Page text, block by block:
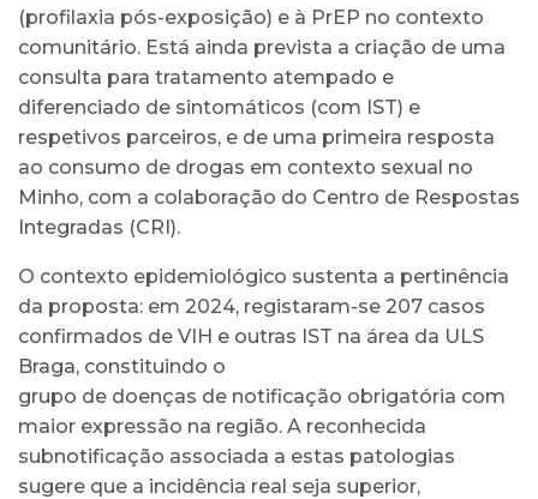
(profilaxia pós-exposição) e à PrEP no contexto
comunitário. Está ainda prevista a criação de uma
consulta para tratamento atempado e
diferenciado de sintomáticos (com IST) e
respetivos parceiros, e de uma primeira resposta
ao consumo de drogas em contexto sexual no
Minho, com a colaboração do Centro de Respostas
Integradas (CRI).
O contexto epidemiológico sustenta a pertinência
da proposta: em 2024, registaram-se 207 casos
confirmados de VIH e outras IST na área da ULS
Braga, constituindo o
grupo de doenças de notificação obrigatória com
maior expressão na região. A reconhecida
subnotificação associada a estas patologias
sugere que a incidência real seja superior,